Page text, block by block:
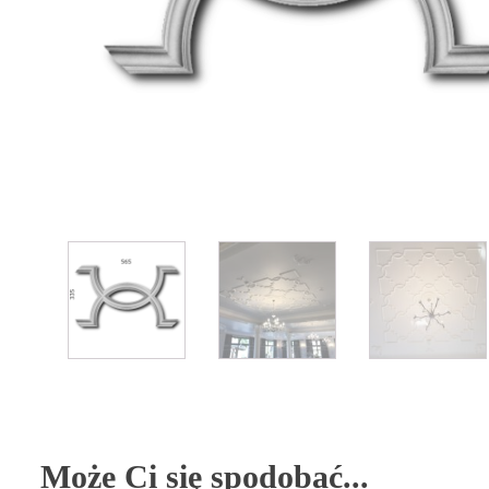
Może Ci się spodobać...